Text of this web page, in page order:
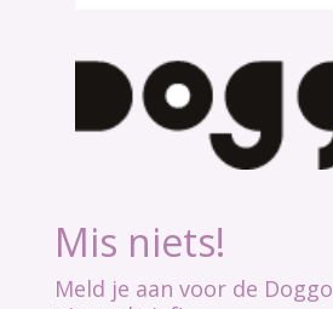
Mis niets!
Meld je aan voor de Doggo